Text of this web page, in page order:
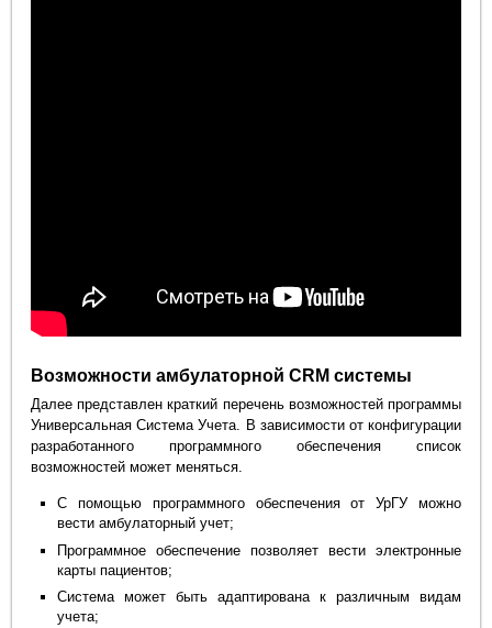
Возможности амбулаторной CRM системы
Далее представлен краткий перечень возможностей программы
Универсальная Система Учета. В зависимости от конфигурации
разработанного программного обеспечения список
возможностей может меняться.
С помощью программного обеспечения от УрГУ можно
вести амбулаторный учет;
Программное обеспечение позволяет вести электронные
карты пациентов;
Система может быть адаптирована к различным видам
учета;